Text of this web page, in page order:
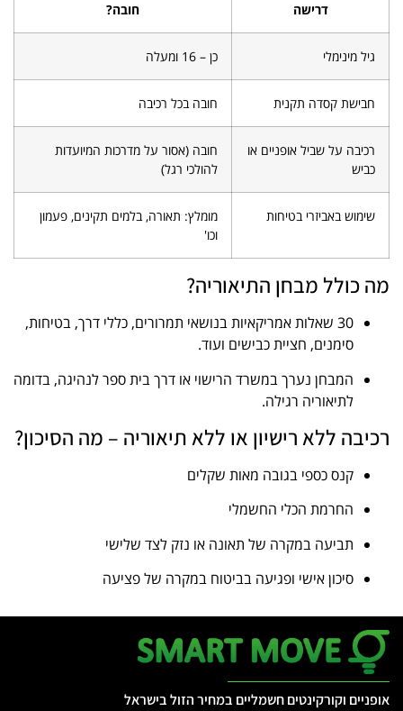
דרישה חובה?
גיל מינימלי כן – 16 ומעלה
חבישת קסדה תקנית חובה בכל רכיבה
רכיבה על שביל אופניים או
כביש
חובה (אסור על מדרכות המיועדות
להולכי רגל)
שימוש באביזרי בטיחות
מומלץ: תאורה, בלמים תקינים, פעמון
וכו'
מה כולל מבחן התיאוריה?
30 שאלות אמריקאיות בנושאי תמרורים, כללי דרך, בטיחות,
סימנים, חציית כבישים ועוד.
המבחן נערך במשרד הרישוי או דרך בית ספר לנהיגה, בדומה
לתיאוריה רגילה.
רכיבה ללא רישיון או ללא תיאוריה – מה הסיכון?
קנס כספי בגובה מאות שקלים
החרמת הכלי החשמלי
תביעה במקרה של תאונה או נזק לצד שלישי
סיכון אישי ופגיעה בביטוח במקרה של פציעה
אופניים וקורקינטים חשמליים במחיר הזול בישראל